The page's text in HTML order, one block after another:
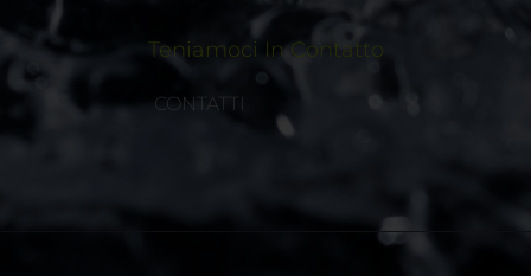
Teniamoci In Contatto
CONTATTI